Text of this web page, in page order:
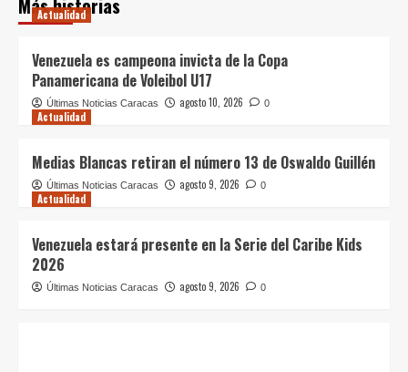
Más historias
Actualidad
Venezuela es campeona invicta de la Copa
Panamericana de Voleibol U17
Últimas Noticias Caracas agosto 10, 2026 0
Actualidad
Medias Blancas retiran el número 13 de Oswaldo Guillén
Últimas Noticias Caracas agosto 9, 2026 0
Actualidad
Venezuela estará presente en la Serie del Caribe Kids
2026
Últimas Noticias Caracas agosto 9, 2026 0